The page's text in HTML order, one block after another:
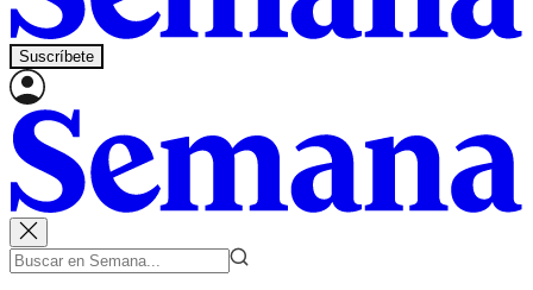
Suscríbete